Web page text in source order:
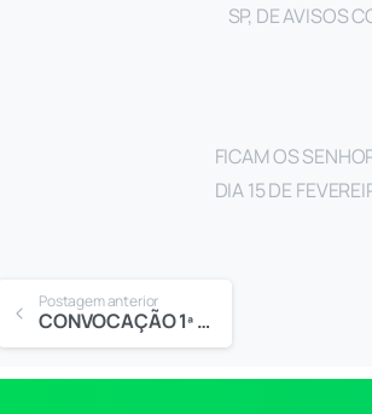
SP, DE AVISOS
FICAM OS
DIA 15 DE
Postagem anterior
CONVOCAÇÃO 1ª e 2ª SESSÃO EXTRAORDINÁRIA